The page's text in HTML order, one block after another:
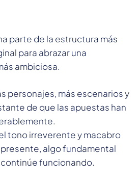
parte de la estructura más
para abrazar una
ambiciosa.
personajes, más escenarios y
de que las apuestas han
tono irreverente y macabro
algo fundamental
funcionando.